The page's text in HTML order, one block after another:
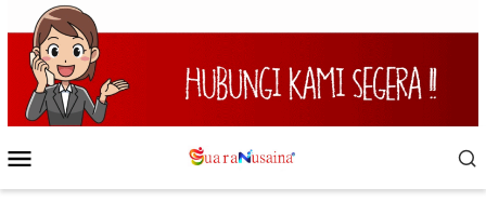
Loncat
ke
konten
Mobile